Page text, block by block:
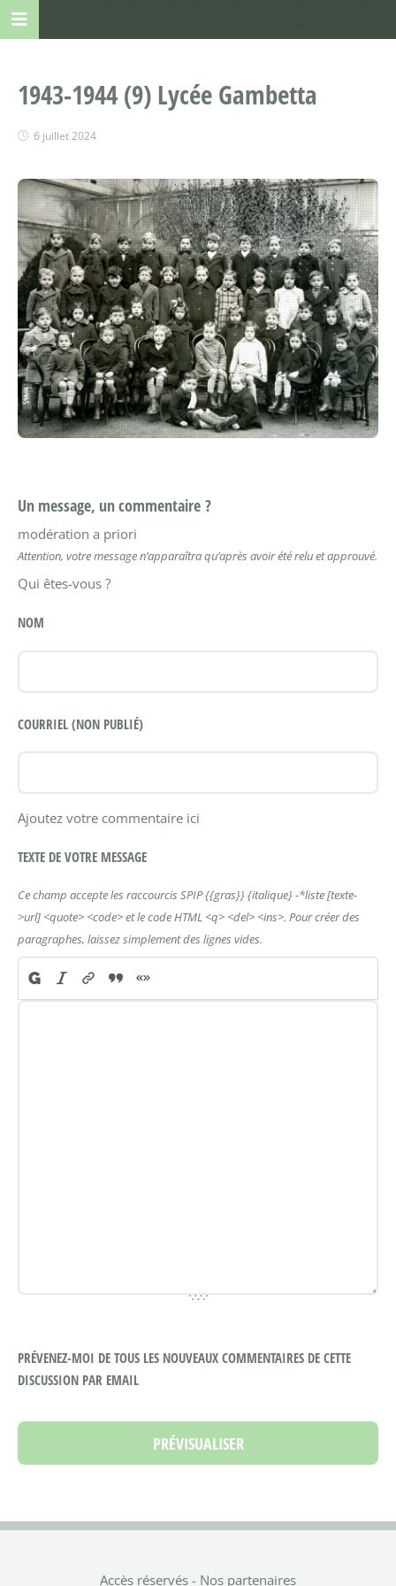
1943-1944 (9) Lycée Gambetta
6 juillet 2024
Un message, un commentaire ?
modération a priori
Attention, votre message n’apparaîtra qu’après avoir été relu et approuvé.
Qui êtes-vous ?
NOM
COURRIEL (NON PUBLIÉ)
Ajoutez votre commentaire ici
TEXTE DE VOTRE MESSAGE
Ce champ accepte les raccourcis SPIP{{gras}}{italique}-*liste[texte-
>url] <quote> <code>et le code HTML <q> <del> <ins>. Pour créer des
paragraphes, laissez simplement des lignes vides.
PRÉVENEZ-MOI DE TOUS LES NOUVEAUX COMMENTAIRES DE CETTE
DISCUSSION PAR EMAIL
Accès réservés - Nos partenaires